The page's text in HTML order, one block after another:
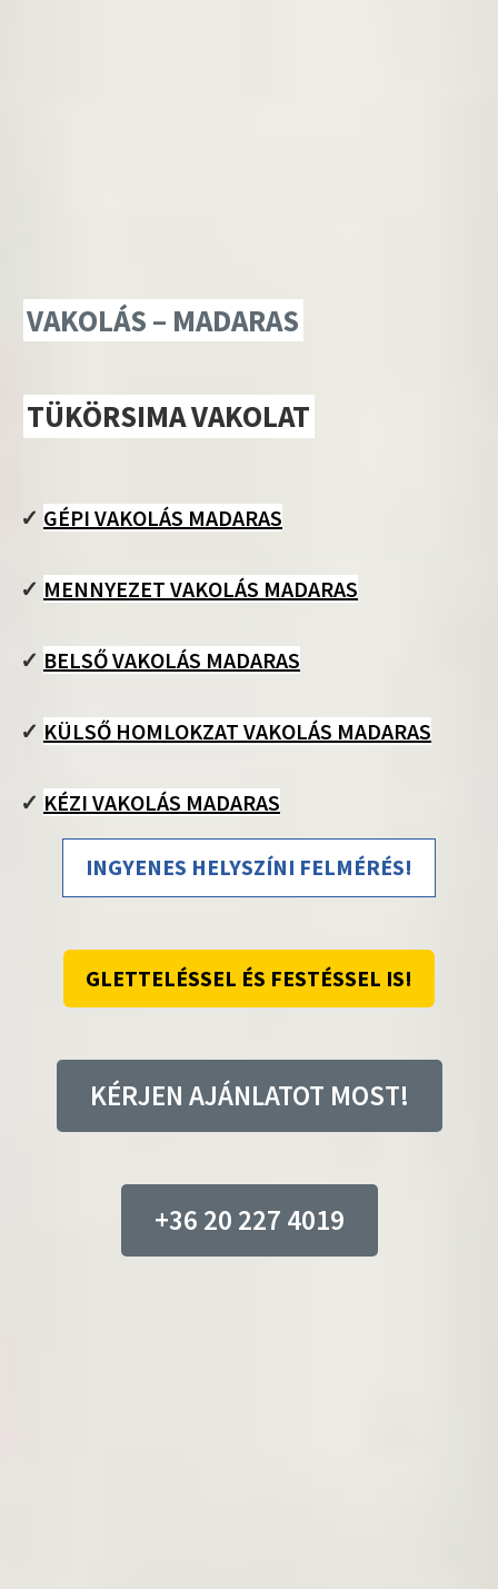
VAKOLÁS – MADARAS
TÜKÖRSIMA VAKOLAT
✓ GÉPI VAKOLÁS MADARAS
✓ MENNYEZET VAKOLÁS MADARAS
✓ BELSŐ VAKOLÁS MADARAS
✓ KÜLSŐ HOMLOKZAT VAKOLÁS MADARAS
✓ KÉZI VAKOLÁS MADARAS
INGYENES HELYSZÍNI FELMÉRÉS!
GLETTELÉSSEL ÉS FESTÉSSEL IS!
KÉRJEN AJÁNLATOT MOST!
+36 20 227 4019